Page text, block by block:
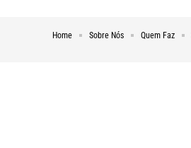
Home Sobre Nós Quem Faz